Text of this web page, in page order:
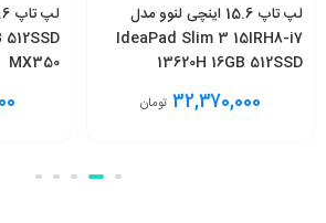
لپ تاپ 15.6 اینچی لنوو مدل
IdeaPad Slim 3 15IRH8-i7
13620H 16GB 512SSD
32,370,000 تومان
MX350